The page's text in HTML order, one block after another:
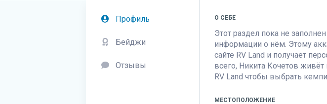
Профиль
Бейджи
Отзывы
О СЕБЕ
Этот раздел пока не
информации о нём. Этому
сайте RV Land и получает
всего, Никита Кочетов
RV Land чтобы выбрать
МЕСТОПОЛОЖЕНИЕ